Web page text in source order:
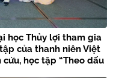
học Thủy lợi tham gia
của thanh niên Việt
học tập “Theo dấu